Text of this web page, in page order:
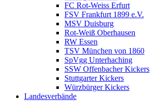
FC Rot-Weiss Erfurt
FSV Frankfurt 1899 e.V.
MSV Duisburg
Rot-Weiß Oberhausen
RW Essen
TSV München von 1860
SpVgg Unterhaching
SSW Offenbacher Kickers
Stuttgarter Kickers
Würzbürger Kickers
Landesverbände